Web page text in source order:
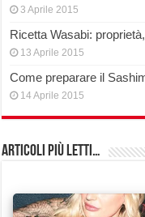
3 Aprile 2015
Ricetta Wasabi:
13 Aprile 2015
Come preparare il
14 Aprile 2015
Articoli più Letti…